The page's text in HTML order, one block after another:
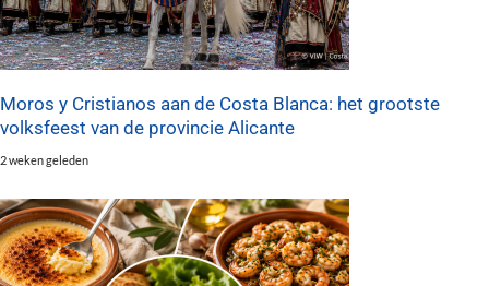
Moros y Cristianos aan de Costa Blanca: het grootste
volksfeest van de provincie Alicante
2 weken geleden